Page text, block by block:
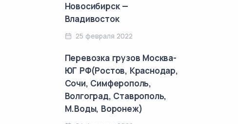
Новосибирск —
Владивосток
25 февраля 2022
Перевозка грузов Москва-
ЮГ РФ(Ростов, Краснодар,
Сочи, Симферополь,
Волгоград, Ставрополь,
М.Воды, Воронеж)